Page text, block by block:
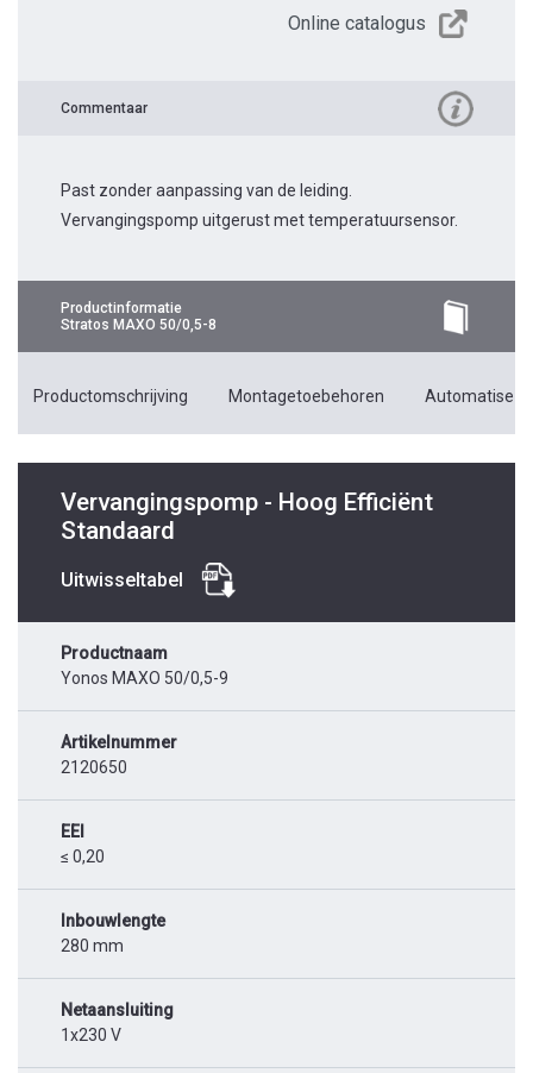
Online catalogus
Commentaar
Past zonder aanpassing van de leiding.
Vervangingspomp uitgerust met temperatuursensor.
Productinformatie
Stratos MAXO 50/0,5-8
Productomschrijving Montagetoebehoren
Vervangingspomp - Hoog Efficiënt
Standaard
Uitwisseltabel
Productnaam
Yonos MAXO 50/0,5-9
Artikelnummer
2120650
EEI
≤ 0,20
Inbouwlengte
280 mm
Netaansluiting
1x230 V